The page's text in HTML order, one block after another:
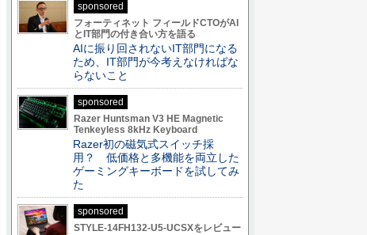
sponsored
フォーティネット フィールドCTOがAI
とIT部門の付き合い方を語る
AIに振り回されないIT部門になる
ため、IT部門が今考えなければな
らないこと
sponsored
Razer Huntsman V3 HE Magnetic
Tenkeyless 8kHz Keyboard
Razer初の磁気式スイッチ採
用？ 低価格と多機能を両立した
ゲーミングキーボードを試してみ
た
sponsored
STYLE-14FH132-U5-UCSXをレビュー